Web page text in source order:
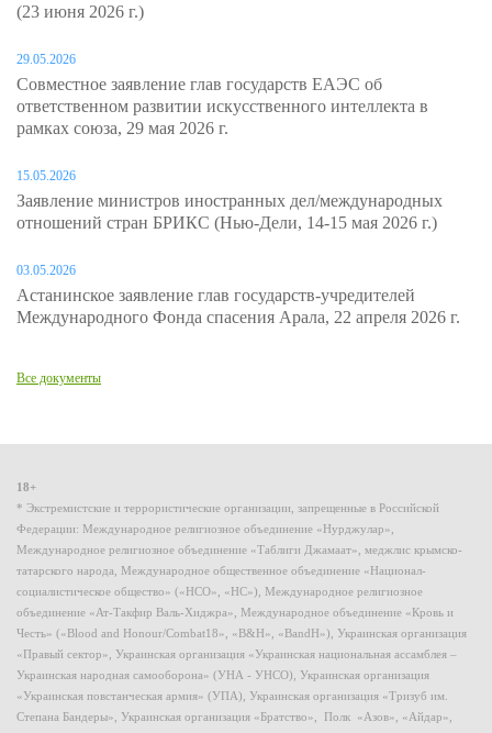
(23 июня 2026 г.)
29.05.2026
Совместное заявление глав государств ЕАЭС об
ответственном развитии искусственного интеллекта в
рамках союза, 29 мая 2026 г.
15.05.2026
Заявление министров иностранных дел/международных
отношений стран БРИКС (Нью-Дели, 14-15 мая 2026 г.)
03.05.2026
Астанинское заявление глав государств-учредителей
Международного Фонда спасения Арала, 22 апреля 2026 г.
Все документы
18+
* Экстремистские и террористические организации, запрещенные в Российской
Федерации: Международное религиозное объединение «Нурджулар»,
Международное религиозное объединение «Таблиги Джамаат», меджлис крымско-
татарского народа, Международное общественное объединение «Национал-
социалистическое общество» («НСО», «НС»), Международное религиозное
объединение «Ат-Такфир Валь-Хиджра», Международное объединение «Кровь и
Честь» («Blood and Honour/Combat18», «B&H», «BandH»), Украинская организация
«Правый сектор», Украинская организация «Украинская национальная ассамблея –
Украинская народная самооборона» (УНА - УНСО), Украинская организация
«Украинская повстанческая армия» (УПА), Украинская организация «Тризуб им.
Степана Бандеры», Украинская организация «Братство», Полк «Азов», «Айдар»,